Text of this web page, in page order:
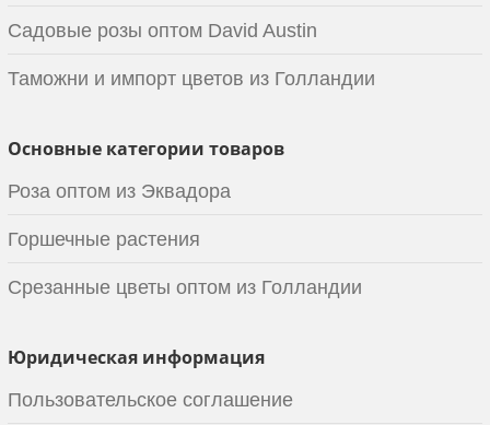
Садовые розы оптом David Austin
Таможни и импорт цветов из Голландии
Основные категории товаров
Роза оптом из Эквадора
Горшечные растения
Срезанные цветы оптом из Голландии
Юридическая информация
Пользовательское соглашение